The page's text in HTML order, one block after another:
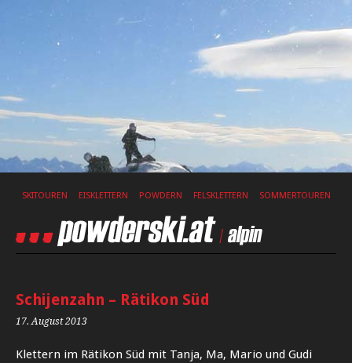
SKITOUREN EISKLETTERN POWDERN FELSKLETTERN SOMMERTOUREN
Schijenzahn – Rätikon Süd
17. August 2013
Klettern im Rätikon Süd mit Tanja, Ma, Mario und Gudi